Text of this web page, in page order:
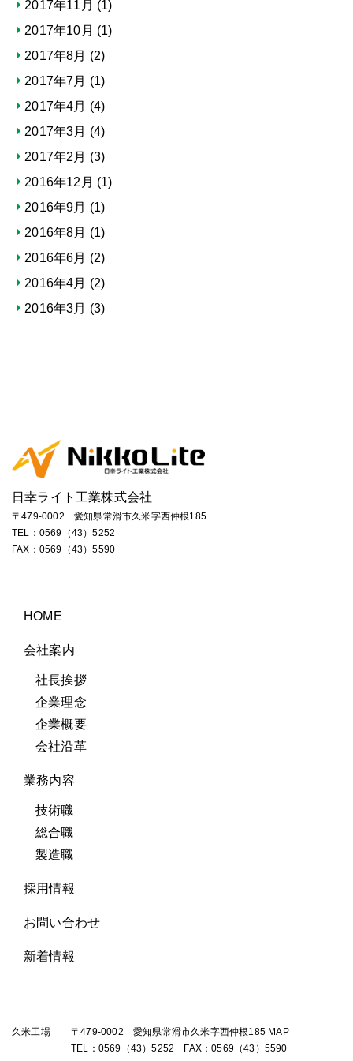
2017年11月 (1)
2017年10月 (1)
2017年8月 (2)
2017年7月 (1)
2017年4月 (4)
2017年3月 (4)
2017年2月 (3)
2016年12月 (1)
2016年9月 (1)
2016年8月 (1)
2016年6月 (2)
2016年4月 (2)
2016年3月 (3)
日幸ライト工業株式会社
〒479-0002 愛知県常滑市久米字西仲根185
TEL： 0569（43）5252
FAX：0569（43）5590
HOME
会社案内
社長挨拶
企業理念
企業概要
会社沿革
業務内容
技術職
総合職
製造職
採用情報
お問い合わせ
新着情報
久米工場 〒479-0002 愛知県常滑市久米字西仲根185 MAP
TEL：0569（43）5252 FAX：0569（43）5590